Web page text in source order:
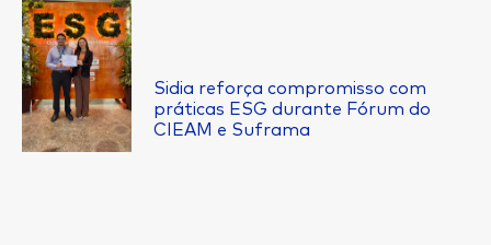
Sidia reforça compromisso com
práticas ESG durante Fórum do
CIEAM e Suframa